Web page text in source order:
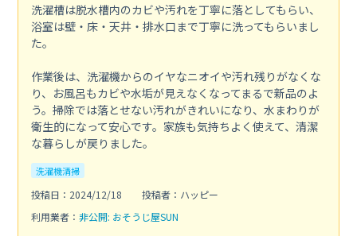
洗濯槽は脱水槽内のカビや汚れを丁寧に落としてもらい、
浴室は壁・床・天井・排水口まで丁寧に洗ってもらいまし
た。
作業後は、洗濯機からのイヤなニオイや汚れ残りがなくな
り、お風呂もカビや水垢が見えなくなってまるで新品のよ
う。掃除では落とせない汚れがきれいになり、水まわりが
衛生的になって安心です。家族も気持ちよく使えて、清潔
な暮らしが戻りました。
洗濯機清掃
投稿日：2024/12/18
投稿者：ハッピー
利用業者： 非公開: おそうじ屋SUN